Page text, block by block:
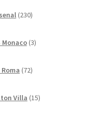
230izdelkov
Monaco 3izdelki
72izdelkov
Villa 15izdelkov